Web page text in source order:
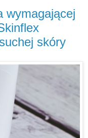
wymagającej
skóry